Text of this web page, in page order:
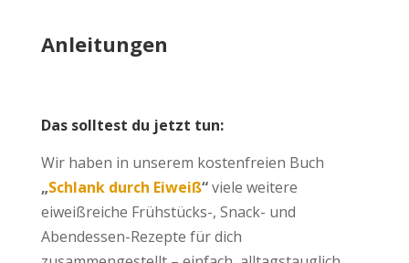
Anleitungen
Das solltest du jetzt tun:
Wir haben in unserem kostenfreien Buch
„Schlank durch Eiweiß“viele weitere
eiweißreiche Frühstücks-, Snack- und
Abendessen-Rezepte für dich